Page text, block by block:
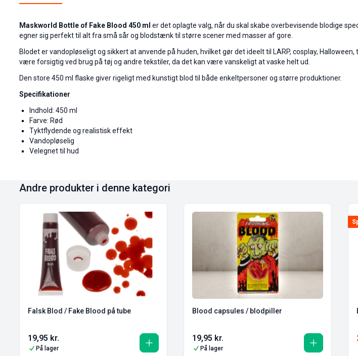
Maskworld Bottle of Fake Blood 450 ml er det oplagte valg, når du skal skabe overbevisende blodige
egner sig perfekt til alt fra små sår og blodstænk til større scener med masser af gore.
Blodet er vandopløseligt og sikkert at anvende på huden, hvilket gør det ideelt til LARP, cosplay,
være forsigtig ved brug på tøj og andre tekstiler, da det kan være vanskeligt at vaske helt ud.
Den store 450 ml flaske giver rigeligt med kunstigt blod til både enkeltpersoner og større produktioner.
Specifikationer
Indhold: 450 ml
Farve: Rød
Tyktflydende og realistisk effekt
Vandopløselig
Velegnet til hud
Andre produkter i denne kategori
Falsk Blod / Fake Blood på tube
19,95 kr.
På lager
Blood capsules / blodpiller
19,95 kr.
På lager